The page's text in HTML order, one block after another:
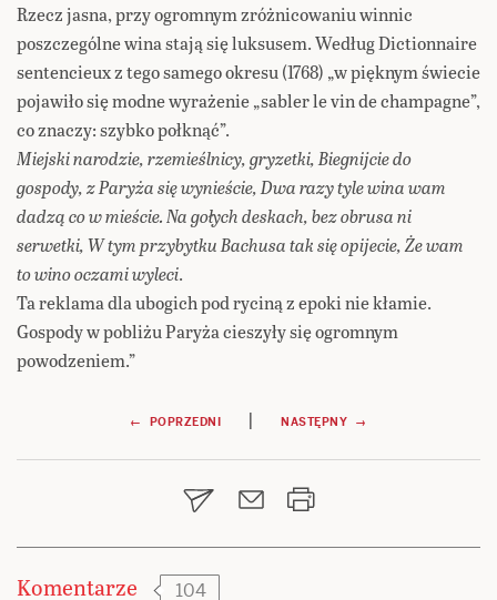
Rzecz jasna, przy ogromnym zróżnicowaniu winnic
poszczególne wina stają się luksusem. Według Dictionnaire
sentencieux z tego samego okresu (1768) „w pięknym świecie
pojawiło się modne wyrażenie „sabler le vin de champagne”,
co znaczy: szybko połknąć”.
Miejski narodzie, rzemieślnicy, gryzetki, Biegnijcie do
gospody, z Paryża się wynieście, Dwa razy tyle wina wam
dadzą co w mieście. Na gołych deskach, bez obrusa ni
serwetki, W tym przybytku Bachusa tak się opijecie, Że wam
to wino oczami wyleci.
Ta reklama dla ubogich pod ryciną z epoki nie kłamie.
Gospody w pobliżu Paryża cieszyły się ogromnym
powodzeniem.”
Nawigacja
wpisu
← POPRZEDNI | NASTĘPNY →
Komentarze 104